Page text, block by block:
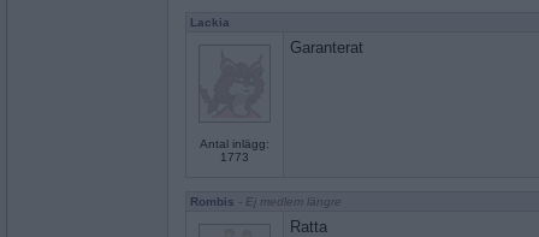
Lackia
Antal inlägg:
1773
Garanterat
Rombis - Ej medlem längre
Ratta